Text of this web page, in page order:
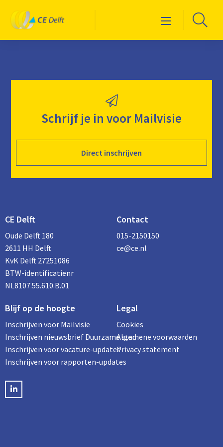
Logo
CE
Delft
Menu Ga
Schrijf je in voor Mailvisie
Direct inschrijven
CE Delft
Oude Delft 180
2611 HH Delft
KvK Delft 27251086
BTW-identificatienr
NL8107.55.610.B.01
Contact
015-2150150
ce@ce.nl
Blijf op de hoogte
Inschrijven voor Mailvisie
Inschrijven nieuwsbrief Duurzame stad
Inschrijven voor vacature-updates
Inschrijven voor rapporten-updates
LinkedIN
Legal
Cookies
Algemene voorwaarden
Privacy statement